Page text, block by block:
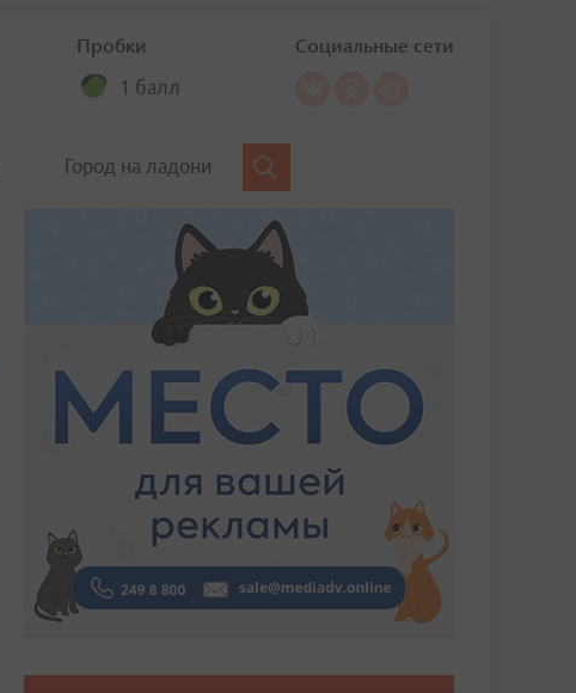
Пробки
1 балл
Социальные сети
Город на ладони